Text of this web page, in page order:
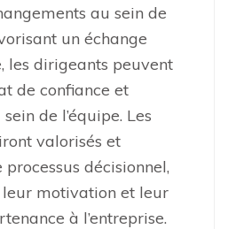
au sein de
un échange
les dirigeants peuvent
de confiance et
de l’équipe. Les
valorisés et
décisionnel,
motivation et leur
à l’entreprise.